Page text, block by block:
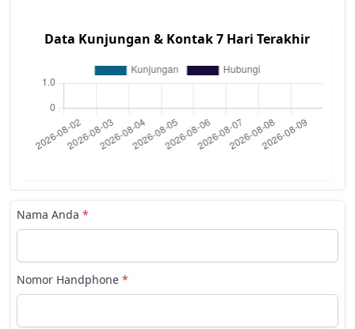
Data Kunjungan & Kontak 7 Hari Terakhir
Nama Anda *
Nomor Handphone *